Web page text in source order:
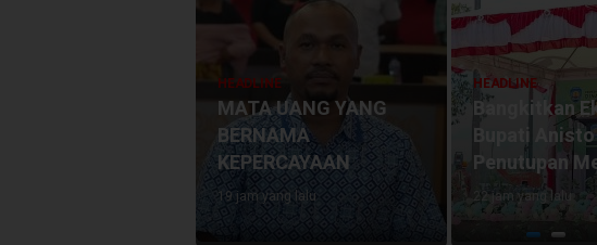
HEADLINE
Yohannes Akwan Minta Autopsi
dan Rekonstruksi 3D Ungkap
Kematian Yanto Idorway
3 hari yang lalu